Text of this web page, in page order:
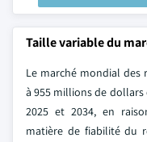
Taille variable du
Le marché mondial des
à 955 millions de dollars
2025 et 2034, en
matière de fiabilité du